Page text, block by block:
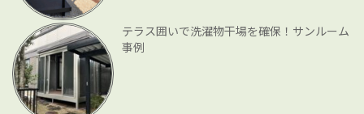
テラス囲いで洗濯物干場を確保！サンルーム
事例